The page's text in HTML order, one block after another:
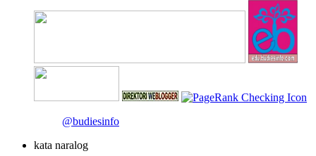
@budiesinfo
kata naralog